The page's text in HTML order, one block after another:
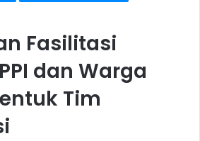
Fasilitasi
dan Warga
Tim